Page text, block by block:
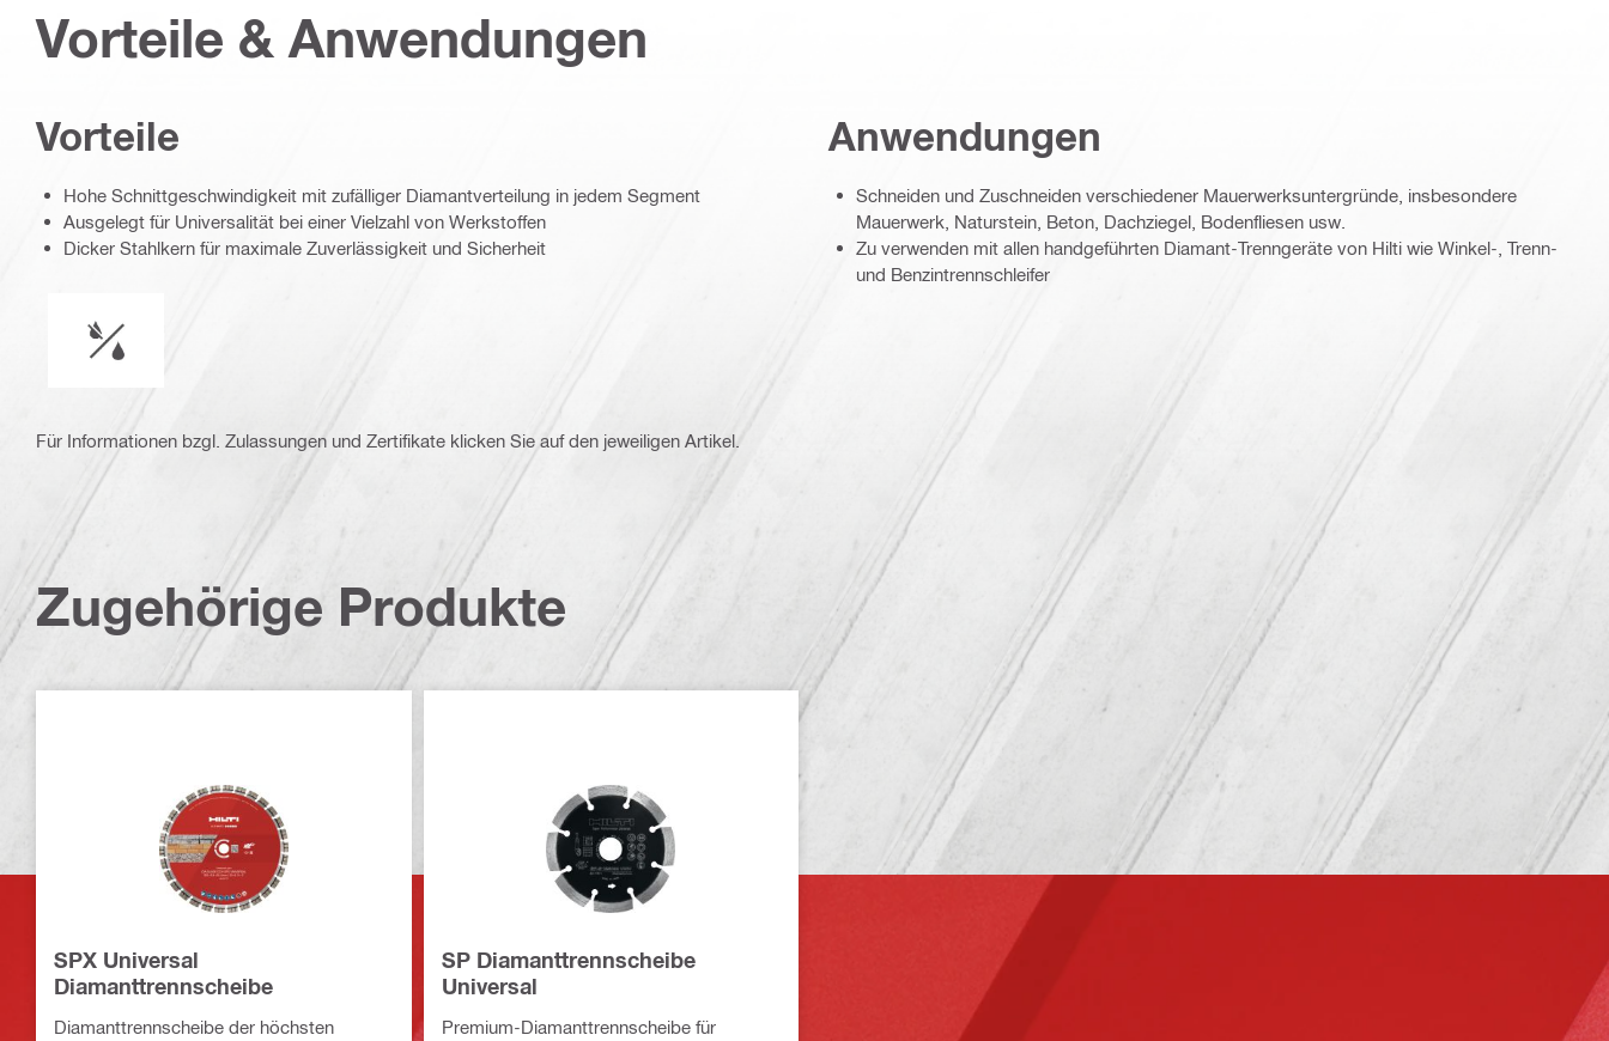
Vorteile & Anwendungen
Vorteile
Hohe Schnittgeschwindigkeit mit zufälliger Diamantverteilung in jedem Segment
Ausgelegt für Universalität bei einer Vielzahl von Werkstoffen
Dicker Stahlkern für maximale Zuverlässigkeit und Sicherheit
Anwendungen
Schneiden und Zuschneiden verschiedener Mauerwerksuntergründe, insbesondere
Mauerwerk, Naturstein, Beton, Dachziegel, Bodenfliesen usw.
Zu verwenden mit allen handgeführten Diamant-Trenngeräte von Hilti wie Winkel-, Trenn-
und Benzintrennschleifer
Für Informationen bzgl. Zulassungen und Zertifikate klicken Sie auf den jeweiligen Artikel.
Zugehörige Produkte
SPX Universal
Diamanttrennscheibe
Diamanttrennscheibe der höchsten
SP Diamanttrennscheibe
Universal
Premium-Diamanttrennscheibe für